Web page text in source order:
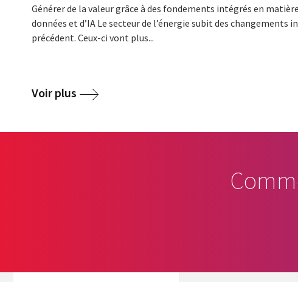
Générer de la valeur grâce à des fondements intégrés en
données et d’IA Le secteur de l’énergie subit des changements
précédent. Ceux-ci vont plus...
Voir plus